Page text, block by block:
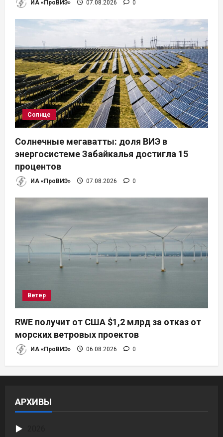
ИА «ПроВИЭ» 07.08.2026 0
Солнце
Солнечные мегаватты: доля ВИЭ в
энергосистеме Забайкалья достигла 15
процентов
ИА «ПроВИЭ» 07.08.2026 0
Ветер
RWE получит от США $1,2 млрд за отказ от
морских ветровых проектов
ИА «ПроВИЭ» 06.08.2026 0
АРХИВЫ